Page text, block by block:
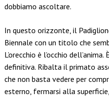
dobbiamo ascoltare.
In questo orizzonte, il
Biennale con un titolo che
L’orecchio è l’occhio
definitiva. Ribalta il primato
che non basta vedere per
esterno, fermarsi alla